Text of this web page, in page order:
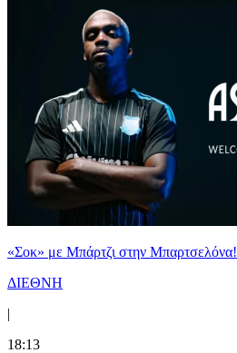
«Σοκ» με Μπάρτζι στην Μπαρτσελόνα!
ΔΙΕΘΝΗ
|
18:13